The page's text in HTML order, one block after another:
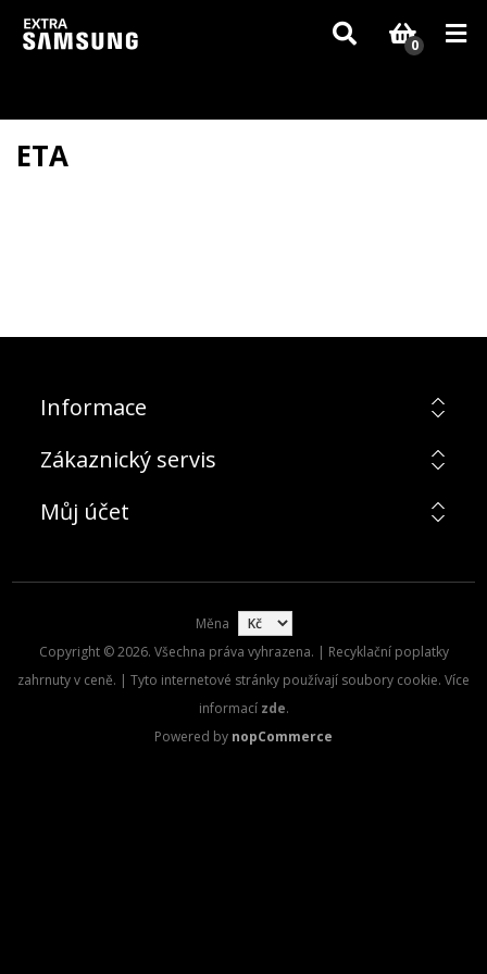
Vzhledem k aktuální situaci se může dodání dílů, které nejsou skladem,
zpozdit. Děkujeme za pochopení.
0
ETA
Informace
Zákaznický servis
Můj účet
Měna
Copyright © 2026. Všechna práva vyhrazena. | Recyklační poplatky
zahrnuty v ceně. | Tyto internetové stránky používají soubory cookie. Více
informací zde.
Powered by nopCommerce